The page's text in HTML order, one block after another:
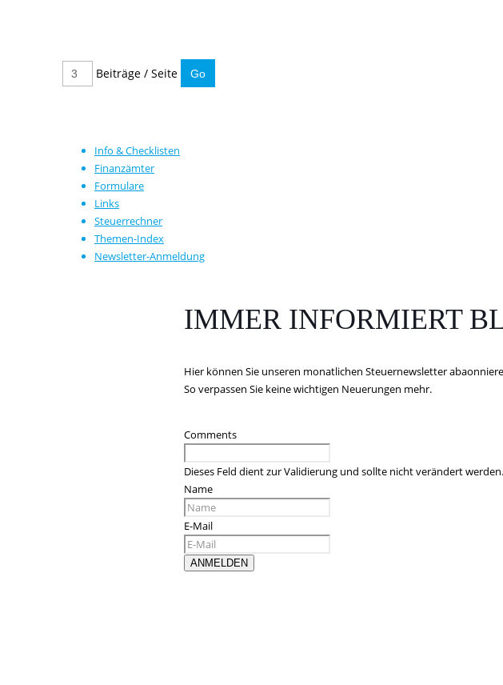
Beiträge / Seite
Info & Checklisten
Finanzämter
Formulare
Links
Steuerrechner
Themen-Index
Newsletter-Anmeldung
IMMER INFORMIERT
Hier können Sie unseren monatlichen Steuernewsletter
So verpassen Sie keine wichtigen Neuerungen mehr.
Comments
Dieses Feld dient zur Validierung und sollte nicht verändert werden.
Name
E-Mail